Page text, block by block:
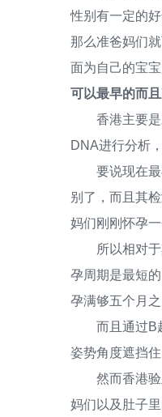
性别有一定的
那么准爸妈们
面为自己的宝
可以最早的而
香港主要是对
DNA进行分析
要说现在最早
别了，而且其
妈们刚刚怀孕
所以相对于其
孕周期是最短
孕满够五个月
而且通过B超
姿势角度遮挡
然而香港验血
妈们以及肚子